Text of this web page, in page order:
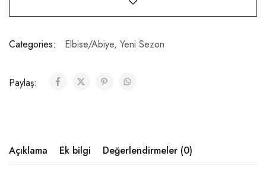
Categories: Elbise/Abiye, Yeni Sezon
Paylaş:
Açıklama Ek bilgi Değerlendirmeler (0)